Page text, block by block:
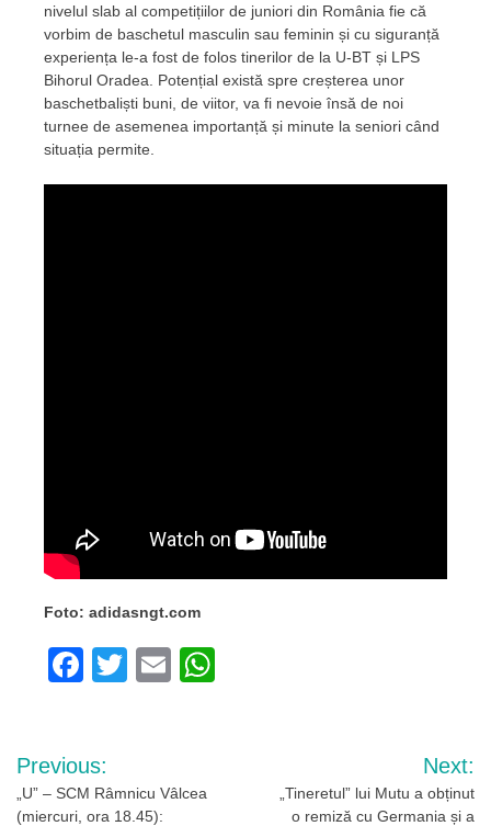
nivelul slab al competițiilor de juniori din România fie că
vorbim de baschetul masculin sau feminin și cu siguranță
experiența le-a fost de folos tinerilor de la U-BT și LPS
Bihorul Oradea. Potențial există spre creșterea unor
baschetbaliști buni, de viitor, va fi nevoie însă de noi
turnee de asemenea importanță și minute la seniori când
situația permite.
Foto: adidasngt.com
Facebook
TwitterEmail
Navigare
în
Previous:
„U” – SCM Râmnicu Vâlcea
(miercuri, ora 18.45):
Next:
„Tineretul” lui Mutu a obținut
o remiză cu Germania și a